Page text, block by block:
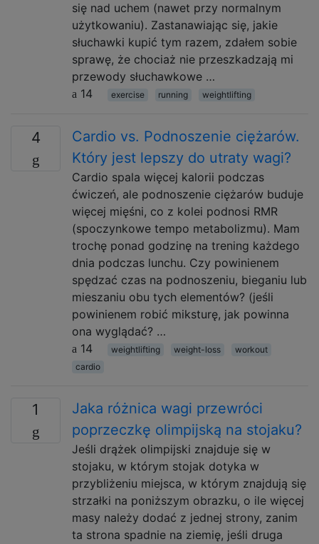
się nad uchem (nawet przy normalnym
użytkowaniu). Zastanawiając się, jakie
słuchawki kupić tym razem, zdałem sobie
sprawę, że chociaż nie przeszkadzają mi
przewody słuchawkowe …
14
exercise running weightlifting
4
Cardio vs. Podnoszenie ciężarów.
Który jest lepszy do utraty wagi?
Cardio spala więcej kalorii podczas
ćwiczeń, ale podnoszenie ciężarów buduje
więcej mięśni, co z kolei podnosi RMR
(spoczynkowe tempo metabolizmu). Mam
trochę ponad godzinę na trening każdego
dnia podczas lunchu. Czy powinienem
spędzać czas na podnoszeniu, bieganiu lub
mieszaniu obu tych elementów? (jeśli
powinienem robić miksturę, jak powinna
ona wyglądać? …
14
weightlifting weight-loss
workout
cardio
1
Jaka różnica wagi przewróci
poprzeczkę olimpijską na stojaku?
Jeśli drążek olimpijski znajduje się w
stojaku, w którym stojak dotyka w
przybliżeniu miejsca, w którym znajdują się
strzałki na poniższym obrazku, o ile więcej
masy należy dodać z jednej strony, zanim
ta strona spadnie na ziemię, jeśli druga